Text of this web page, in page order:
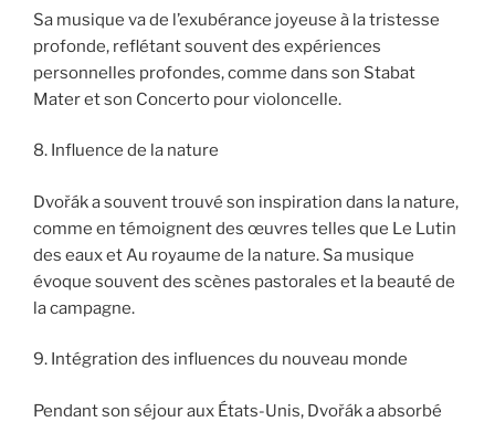
Sa musique va de l’exubérance joyeuse à la tristesse
profonde, reflétant souvent des expériences
personnelles profondes, comme dans son Stabat
Mater et son Concerto pour violoncelle.
8. Influence de la nature
Dvořák a souvent trouvé son inspiration dans la nature,
comme en témoignent des œuvres telles que Le Lutin
des eaux et Au royaume de la nature. Sa musique
évoque souvent des scènes pastorales et la beauté de
la campagne.
9. Intégration des influences du nouveau monde
Pendant son séjour aux États-Unis, Dvořák a absorbé